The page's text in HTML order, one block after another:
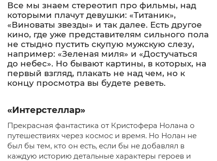
Все мы знаем стереотип про фильмы, над
которыми плачут девушки: «Титаник»,
«Виноваты звезды» и так далее. Есть другое
кино, где уже представителям сильного пола
не стыдно пустить скупую мужскую слезу,
например: «Зеленая миля» и «Достучаться
до небес». Но бывают картины, в которых, на
первый взгляд, плакать не над чем, но к
концу просмотра вы будете реветь.
«Интерстеллар»
Прекрасная фантастика от Кристофера Нолана о
путешествиях через космос и время. Но Нолан не
был бы тем, кто он есть, если бы не добавлял в
каждую историю детальные характеры героев и